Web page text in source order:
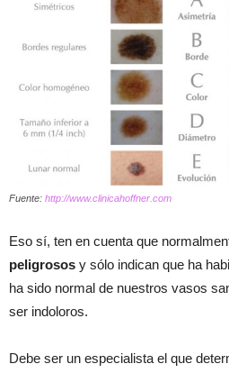
Fuente: http://www.clinicahoffner.com
Eso sí, ten en cuenta que
peligrosos y sólo indican que ha
ha sido normal de nuestros vasos
ser indoloros.
Debe ser un especialista el que